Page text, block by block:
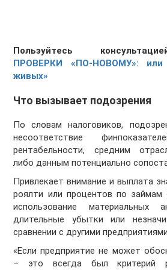
Пользуйтесь
ПРОВЕРКИ «ПО-НОВОМУ»: или
живых»
Что вызывает подозрения
По словам налоговиков,
несоответствие
рентабельности, средним
либо данным потенциально
Привлекает внимание и выплата
роялти или процентов по займам
использование
длительные убытки или
сравнении с другими
«Если предприятие не может
– это всегда был критерий